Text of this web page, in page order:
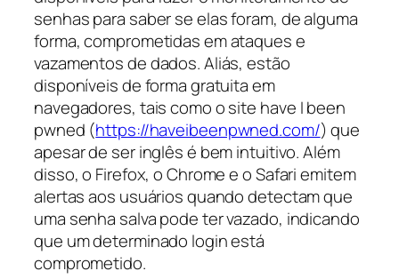
senhas para saber se elas foram, de alguma
forma, comprometidas em ataques e
vazamentos de dados. Aliás, estão
disponíveis de forma gratuita em
navegadores, tais como o site have I been
pwned (https://haveibeenpwned.com/) que
apesar de ser inglês é bem intuitivo. Além
disso, o Firefox, o Chrome e o Safari emitem
alertas aos usuários quando detectam que
uma senha salva pode ter vazado, indicando
que um determinado login está
comprometido.